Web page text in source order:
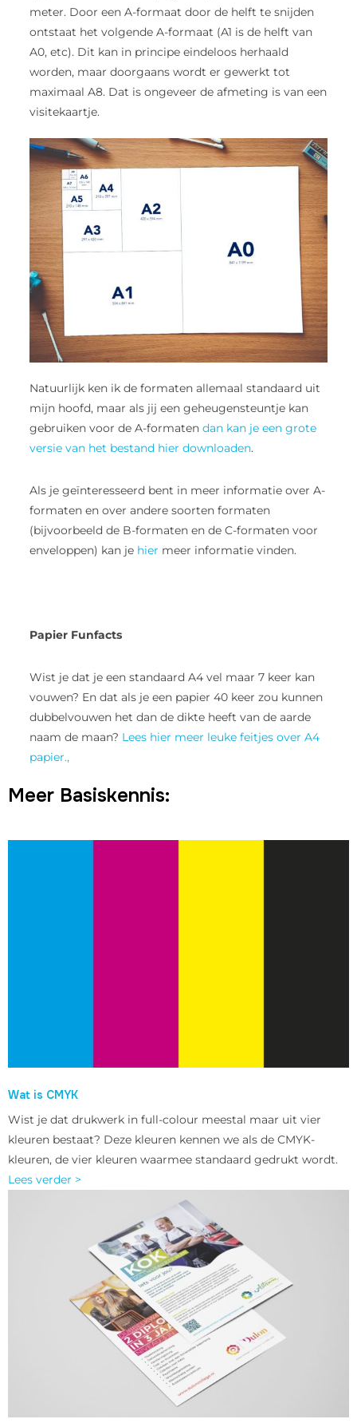
meter. Door een A-formaat door de helft te snijden
ontstaat het volgende A-formaat (A1 is de helft van
A0, etc). Dit kan in principe eindeloos herhaald
worden, maar doorgaans wordt er gewerkt tot
maximaal A8. Dat is ongeveer de afmeting is van een
visitekaartje.
Natuurlijk ken ik de formaten allemaal standaard uit
mijn hoofd, maar als jij een geheugensteuntje kan
gebruiken voor de A-formaten dan kan je een grote
versie van het bestand hier downloaden.
Als je geïnteresseerd bent in meer informatie over A-
formaten en over andere soorten formaten
(bijvoorbeeld de B-formaten en de C-formaten voor
enveloppen) kan je hier meer informatie vinden.
Papier Funfacts
Wist je dat je een standaard A4 vel maar 7 keer kan
vouwen? En dat als je een papier 40 keer zou kunnen
dubbelvouwen het dan de dikte heeft van de aarde
naam de maan? Lees hier meer leuke feitjes over A4
papier.,
Meer Basiskennis:
Wat is CMYK
Wist je dat drukwerk in full-colour meestal maar uit vier
kleuren bestaat? Deze kleuren kennen we als de CMYK-
kleuren, de vier kleuren waarmee standaard gedrukt wordt.
Lees verder >